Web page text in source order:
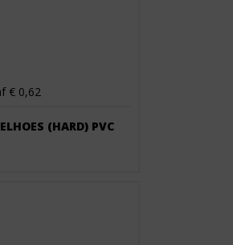
€ 0,62
(HARD) PVC